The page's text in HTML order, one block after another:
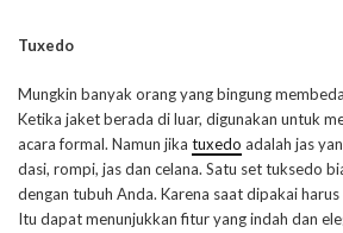
Tuxedo
Mungkin banyak orang yang bingung
Ketika jaket berada di luar, digunakan untuk
acara formal. Namun jika tuxedo adalah jas
dasi, rompi, jas dan celana. Satu set tuksedo
dengan tubuh Anda. Karena saat dipakai
Itu dapat menunjukkan fitur yang indah dan